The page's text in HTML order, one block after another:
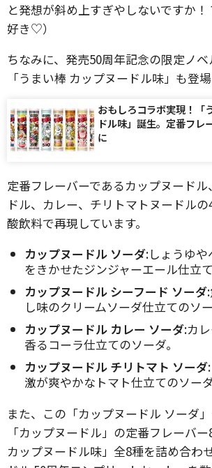
と発想が斜め上すぎやしないですか
好き♡）
ちなみに、発売50周年記念の限定ノベ
「うまい棒 カップヌードル味」も登場
おもしろコラボ実現！「
ドル味」誕生。定番フレ
に
定番フレーバーであるカップヌード
ドル、カレー、チリトマトヌードル
酸飲料で再現しています。
カップヌードル ソーダ:しょうゆや
をきかせたジンジャーエール仕立て
カップヌードル シーフード ソーダ
し味のクリームソーダ仕立てのソー
カップヌードル カレー ソーダ:カ
香るコーラ仕立てのソーダ。
カップヌードル チリトマト ソーダ
激が爽やかなトマト仕立てのソーダ
また、この「カップヌードル ソーダ」
「カップヌードル」の定番フレーバ
カップヌードル味」全8種を詰め合わ